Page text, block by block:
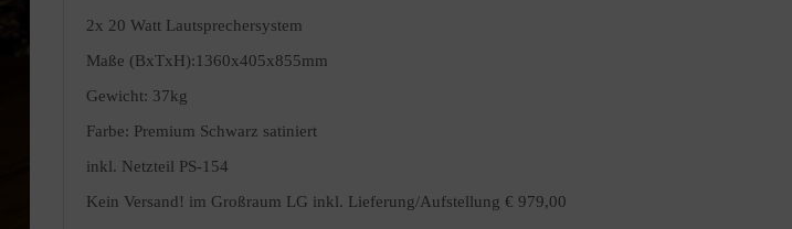
2x 20 Watt Lautsprechersystem
Maße (BxTxH):1360x405x855mm
Gewicht: 37kg
Farbe: Premium Schwarz satiniert
inkl. Netzteil PS-154
Kein Versand! im Großraum LG inkl. Lieferung/Aufstellung € 979,00